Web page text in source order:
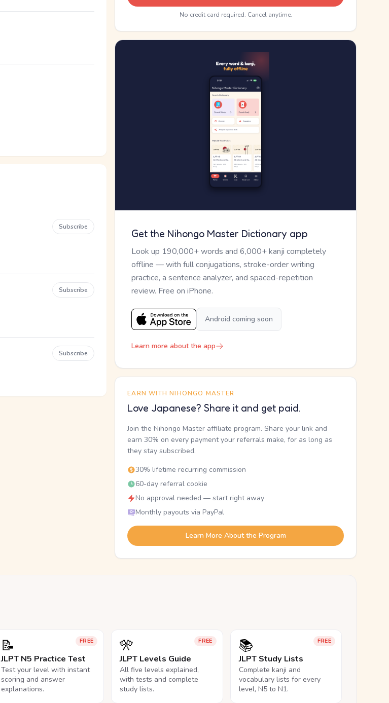
Subscribe
Subscribe
Subscribe
No credit card required. Cancel anytime.
Get the Nihongo Master Dictionary app
Look up 190,000+ words and 6,000+ kanji completely
offline — with full conjugations, stroke-order writing
practice, a sentence analyzer, and spaced-repetition
review. Free on iPhone.
Android coming soon
Learn more about the app
EARN WITH NIHONGO MASTER
Love Japanese? Share it and get paid.
Join the Nihongo Master affiliate program. Share your link and
earn 30% on every payment your referrals make, for as long as
they stay subscribed.
30% lifetime recurring commission
60-day referral cookie
No approval needed — start right away
Monthly payouts via PayPal
Learn More About the Program
FREE
📝
JLPT N5 Practice Test
Test your level with instant
scoring and answer
explanations.
FREE
🎌
JLPT Levels Guide
All five levels explained,
with tests and complete
study lists.
FREE
📚
JLPT Study Lists
Complete kanji and
vocabulary lists for every
level, N5 to N1.